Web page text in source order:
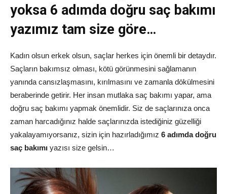
yoksa 6 adımda doğru saç bakımı
yazımız tam size göre…
Kadın olsun erkek olsun, saçlar herkes için önemli bir detaydır.
Saçların bakımsız olması, kötü görünmesini sağlamanın
yanında cansızlaşmasını, kırılmasını ve zamanla dökülmesini
beraberinde getirir. Her insan mutlaka saç bakımı yapar, ama
doğru saç bakımı yapmak önemlidir. Siz de saçlarınıza onca
zaman harcadığınız halde saçlarınızda istediğiniz güzelliği
yakalayamıyorsanız, sizin için hazırladığımız 6 adımda doğru
saç bakımı yazısı size gelsin…